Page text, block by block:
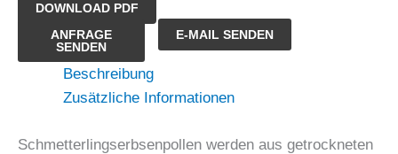
DOWNLOAD PDF
Blaues
Schmetterlingserbsenblütenpulver
ANFRAGE
SENDEN
E-MAIL SENDEN
Beschreibung
Zusätzliche Informationen
Schmetterlingserbsenpollen werden aus getrockneten